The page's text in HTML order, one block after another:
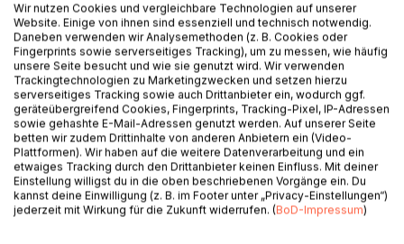
BESCHREIBUNG
Ein Kulturtempel! Was für ein Theater! Ein Staatstheater!
Des einen Freud des anderen Leid!
Kommen sie mit und schauen sie hinter die Kulissen ...
Wir nutzen Cookies und vergleichbare Technologien auf unserer
Website. Einige von ihnen sind essenziell und technisch notwendig.
Daneben verwenden wir Analysemethoden (z. B. Cookies oder
Fingerprints sowie serverseitiges Tracking), um zu messen, wie häufig
unsere Seite besucht und wie sie genutzt wird. Wir verwenden
Trackingtechnologien zu Marketingzwecken und setzen hierzu
serverseitiges Tracking sowie auch Drittanbieter ein, wodurch ggf.
geräteübergreifend Cookies, Fingerprints, Tracking-Pixel, IP-Adressen
sowie gehashte E-Mail-Adressen genutzt werden. Auf unserer Seite
betten wir zudem Drittinhalte von anderen Anbietern ein (Video-
Plattformen). Wir haben auf die weitere Datenverarbeitung und ein
etwaiges Tracking durch den Drittanbieter keinen Einfluss. Mit deiner
Einstellung willigst du in die oben beschriebenen Vorgänge ein. Du
kannst deine Einwilligung (z. B. im Footer unter „Privacy-Einstellungen“)
jederzeit mit Wirkung für die Zukunft widerrufen. (BoD-Impressum)